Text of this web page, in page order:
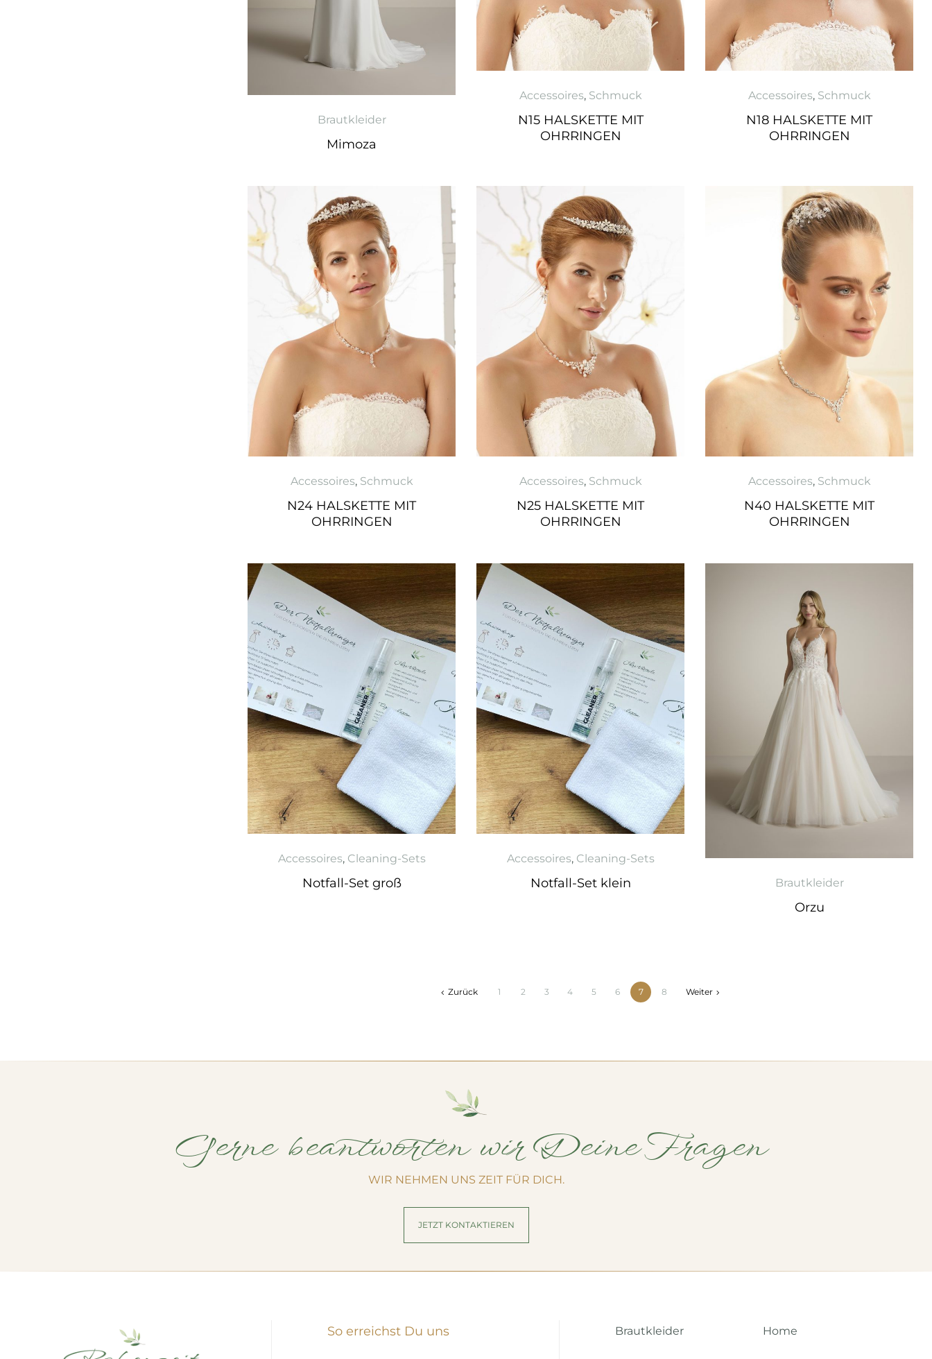
Brautkleider
Mimoza
Accessoires, Schmuck
N15 HALSKETTE MIT
OHRRINGEN
Accessoires, Schmuck
N18 HALSKETTE MIT
OHRRINGEN
Accessoires, Schmuck
N24 HALSKETTE MIT
OHRRINGEN
Accessoires, Schmuck
N25 HALSKETTE MIT
OHRRINGEN
Accessoires, Schmuck
N40 HALSKETTE MIT
OHRRINGEN
Accessoires, Cleaning-Sets
Notfall-Set groß
Accessoires, Cleaning-Sets
Notfall-Set klein Brautkleider
Orzu
Zurück 1 2 3 4 5 6 7 8 Weiter
Gerne beantworten wir Deine Fragen
WIR NEHMEN UNS ZEIT FÜR DICH.
JETZT KONTAKTIEREN
So erreichst Du uns Brautkleider Home